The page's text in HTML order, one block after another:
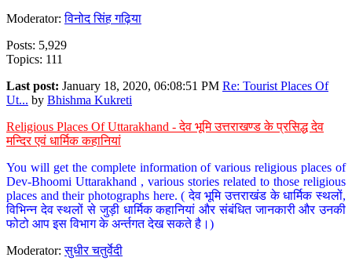
Moderator:विनोद सिंह गढ़िया
Posts: 5,929
Topics: 111
Last post: January 18, 2020, 06:08:51 PM Re: Tourist Places Of
Ut... by Bhishma Kukreti
Religious Places Of Uttarakhand - देव भूमि उत्तराखण्ड के प्रसिद्ध देव
मन्दिर एवं धार्मिक कहानियां
You will get the complete information of various religious places of
Dev-Bhoomi Uttarakhand , various stories related to those religious
places and their photographs here. ( देव भूमि उत्तराखंड के धार्मिक स्थलों,
विभिन्न देव स्थलों से जुड़ी धार्मिक कहानियां और संबंधित जानकारी और उनकी
फोटो आप इस विभाग के अर्न्तगत देख सकते है।)
Moderator:सुधीर चतुर्वेदी